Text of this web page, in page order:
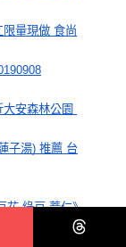
量現做 食尚
安森林公園
子湯) 推薦 台
花,綠豆,薏仁》